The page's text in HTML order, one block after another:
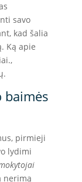
savo
kad šalia
Ką apie
pirmieji
lydimi
nerimą